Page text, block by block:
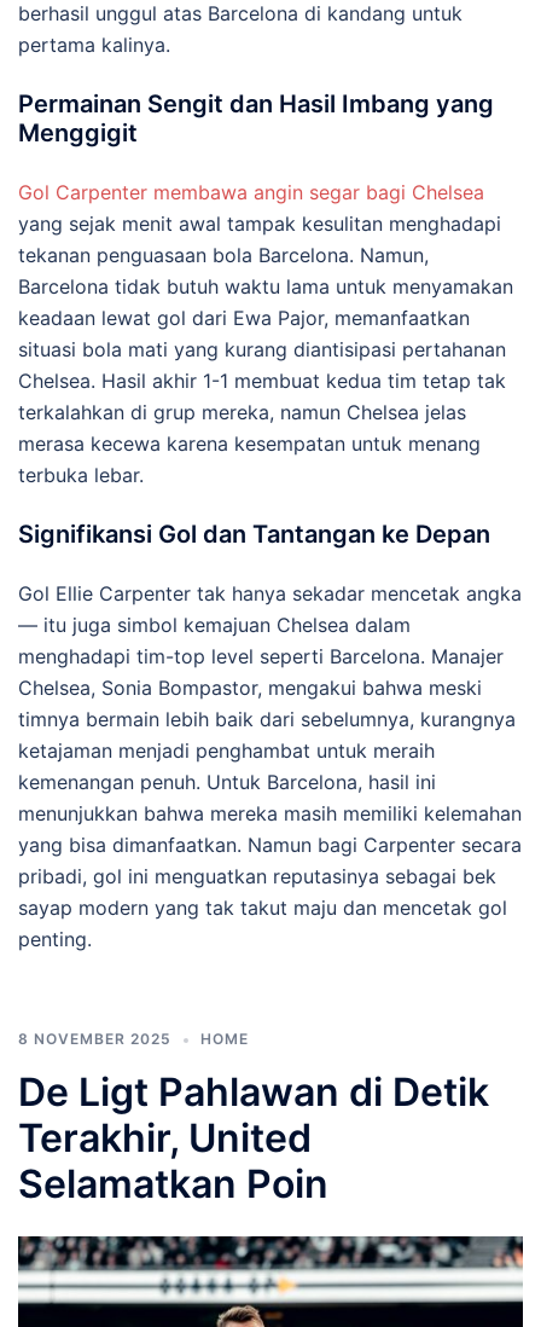
berhasil unggul atas Barcelona di kandang untuk
pertama kalinya.
Permainan Sengit dan Hasil Imbang yang
Menggigit
Gol Carpenter membawa angin segar bagi Chelsea
yang sejak menit awal tampak kesulitan menghadapi
tekanan penguasaan bola Barcelona. Namun,
Barcelona tidak butuh waktu lama untuk menyamakan
keadaan lewat gol dari Ewa Pajor, memanfaatkan
situasi bola mati yang kurang diantisipasi pertahanan
Chelsea. Hasil akhir 1-1 membuat kedua tim tetap tak
terkalahkan di grup mereka, namun Chelsea jelas
merasa kecewa karena kesempatan untuk menang
terbuka lebar.
Signifikansi Gol dan Tantangan ke Depan
Gol Ellie Carpenter tak hanya sekadar mencetak angka
— itu juga simbol kemajuan Chelsea dalam
menghadapi tim-top level seperti Barcelona. Manajer
Chelsea, Sonia Bompastor, mengakui bahwa meski
timnya bermain lebih baik dari sebelumnya, kurangnya
ketajaman menjadi penghambat untuk meraih
kemenangan penuh. Untuk Barcelona, hasil ini
menunjukkan bahwa mereka masih memiliki kelemahan
yang bisa dimanfaatkan. Namun bagi Carpenter secara
pribadi, gol ini menguatkan reputasinya sebagai bek
sayap modern yang tak takut maju dan mencetak gol
penting.
8 NOVEMBER 2025 HOME
De Ligt Pahlawan di Detik
Terakhir, United
Selamatkan Poin